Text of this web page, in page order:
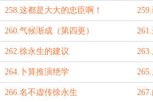
源精（三更万字到！）
258.这都是大大的忠臣啊！
更）
260.气候渐成（第四更）
262.徐永生的建议
264.卜算推演绝学
更一
266.名不虚传徐永生